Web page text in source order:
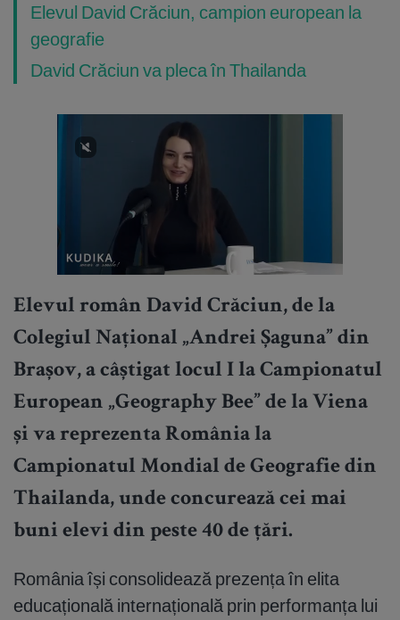
Elevul David Crăciun, campion european la
geografie
David Crăciun va pleca în Thailanda
Elevul român David Crăciun, de la
Colegiul Național „Andrei Șaguna” din
Brașov, a câștigat locul I la Campionatul
European „Geography Bee” de la Viena
și va reprezenta România la
Campionatul Mondial de Geografie din
Thailanda, unde concurează cei mai
buni elevi din peste 40 de țări.
România își consolidează prezența în elita
educațională internațională prin performanța lui